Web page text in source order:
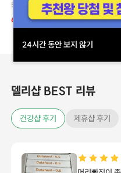
55,000원 ~ 550,000원
69%55,000원 ~ 170,000원
델리샵 BEST 리뷰
건강샵 후기 제휴샵 후기
24시간 동안 보지 않기